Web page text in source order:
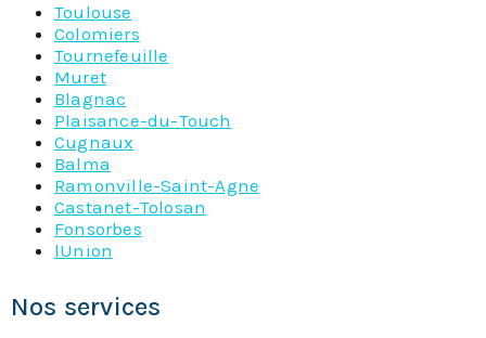
Toulouse
Colomiers
Tournefeuille
Muret
Blagnac
Plaisance-du-Touch
Cugnaux
Balma
Ramonville-Saint-Agne
Castanet-Tolosan
Fonsorbes
lUnion
Nos services